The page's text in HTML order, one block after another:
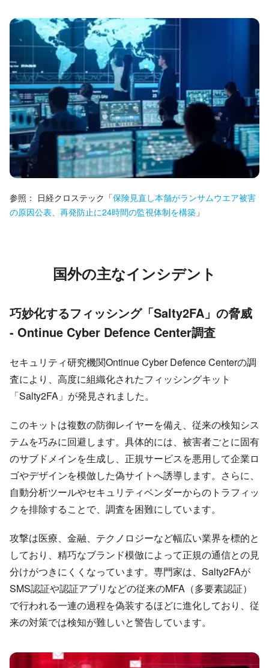
参照： 日経クロステック 「保険見直し本舗がランサムウエア被害
の原因公表、再発防止に24時間の監視体制を構築 」
国外の主なインシデント
巧妙化するフィッシング「Salty2FA」の脅威
- Ontinue Cyber Defence Center調査
セキュリティ研究機関Ontinue Cyber Defence Centerの調
査により、高度に組織化されたフィッシングキット
「Salty2FA」が発見されました。
このキットは複数の防御レイヤーを備え、従来の検知シス
テムを巧みに回避します。具体的には、被害者ごとに固有
のサブドメインを生成し、正規サービスを悪用して企業ロ
ゴやデザインを模倣した偽サイトへ誘導します。さらに、
自動分析ツールやセキュリティベンダーからのトラフィッ
クを排除することで、調査を困難にしています。
攻撃は医療、金融、テクノロジーなど幅広い業界を標的と
しており、精巧なブランド模倣によって正規の通信との見
分けがつきにくくなっています。専門家は、Salty2FAが
SMS認証や認証アプリなどの従来のMFA（多要素認証）
で行われる一連の過程を偽装するほどに進化しており、従
来の対策では検知が難しいと警告しています。